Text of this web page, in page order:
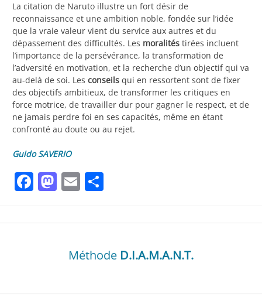
La citation de Naruto illustre un fort désir de
reconnaissance et une ambition noble, fondée sur l’idée
que la vraie valeur vient du service aux autres et du
dépassement des difficultés. Les moralités tirées incluent
l’importance de la persévérance, la transformation de
l’adversité en motivation, et la recherche d’un objectif qui va
au-delà de soi. Les conseils qui en ressortent sont de fixer
des objectifs ambitieux, de transformer les critiques en
force motrice, de travailler dur pour gagner le respect, et de
ne jamais perdre foi en ses capacités, même en étant
confronté au doute ou au rejet.
Guido SAVERIO
Facebook
Mastodon
Email
Méthode D.I.A.M.A.N.T.